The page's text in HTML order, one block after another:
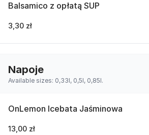
Balsamico z opłatą SUP
3,30 zł
Napoje
Available sizes: 0,33l, 0,5l, 0,85l.
OnLemon Icebata Jaśminowa
13,00 zł